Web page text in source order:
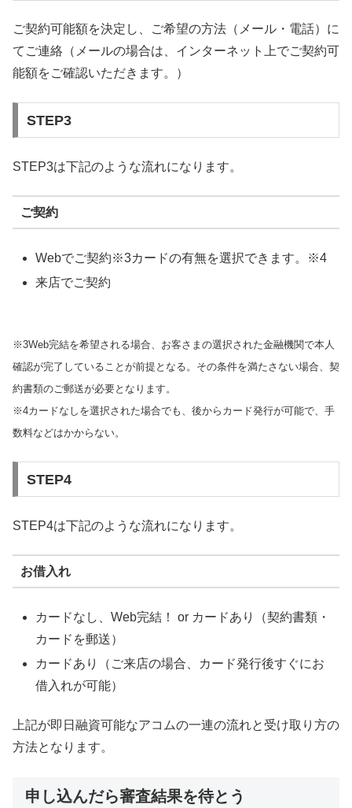
ご契約可能額を決定し、ご希望の方法（メール・電話）に
てご連絡（メールの場合は、インターネット上でご契約可
能額をご確認いただきます。）
STEP3
STEP3は下記のような流れになります。
ご契約
Webでご契約※3カードの有無を選択できます。※4
来店でご契約
※3Web完結を希望される場合、お客さまの選択された金融機関で本人
確認が完了していることが前提となる。その条件を満たさない場合、契
約書類のご郵送が必要となります。
※4カードなしを選択された場合でも、後からカード発行が可能で、手
数料などはかからない。
STEP4
STEP4は下記のような流れになります。
お借入れ
カードなし、Web完結！ or カードあり（契約書類・
カードを郵送）
カードあり（ご来店の場合、カード発行後すぐにお
借入れが可能）
上記が即日融資可能なアコムの一連の流れと受け取り方の
方法となります。
申し込んだら審査結果を待とう